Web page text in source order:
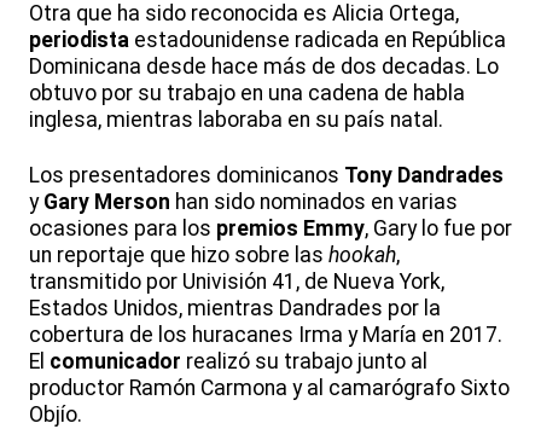
Otra que ha sido reconocida es Alicia Ortega,
periodista estadounidense radicada en República
Dominicana desde hace más de dos decadas. Lo
obtuvo por su trabajo en una cadena de habla
inglesa, mientras laboraba en su país natal.
Los presentadores dominicanos Tony Dandrades
y Gary Merson han sido nominados en varias
ocasiones para los premios Emmy, Gary lo fue por
un reportaje que hizo sobre las hookah,
transmitido por Univisión 41, de Nueva York,
Estados Unidos, mientras Dandrades por la
cobertura de los huracanes Irma y María en 2017.
El comunicador realizó su trabajo junto al
productor Ramón Carmona y al camarógrafo Sixto
Objío.